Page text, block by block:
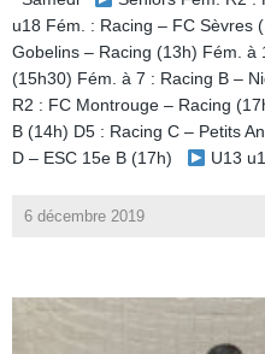
u18 Fém. : Racing – FC Sèvres
Gobelins – Racing (13h) Fém. à
(15h30) Fém. à 7 : Racing B –
R2 : FC Montrouge – Racing
B (14h) D5 : Racing C – Petits
D – ESC 15e B (17h)
U13
6 décembre 2019